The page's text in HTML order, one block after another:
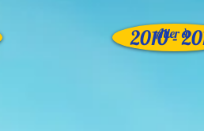
2010 -
Aller à